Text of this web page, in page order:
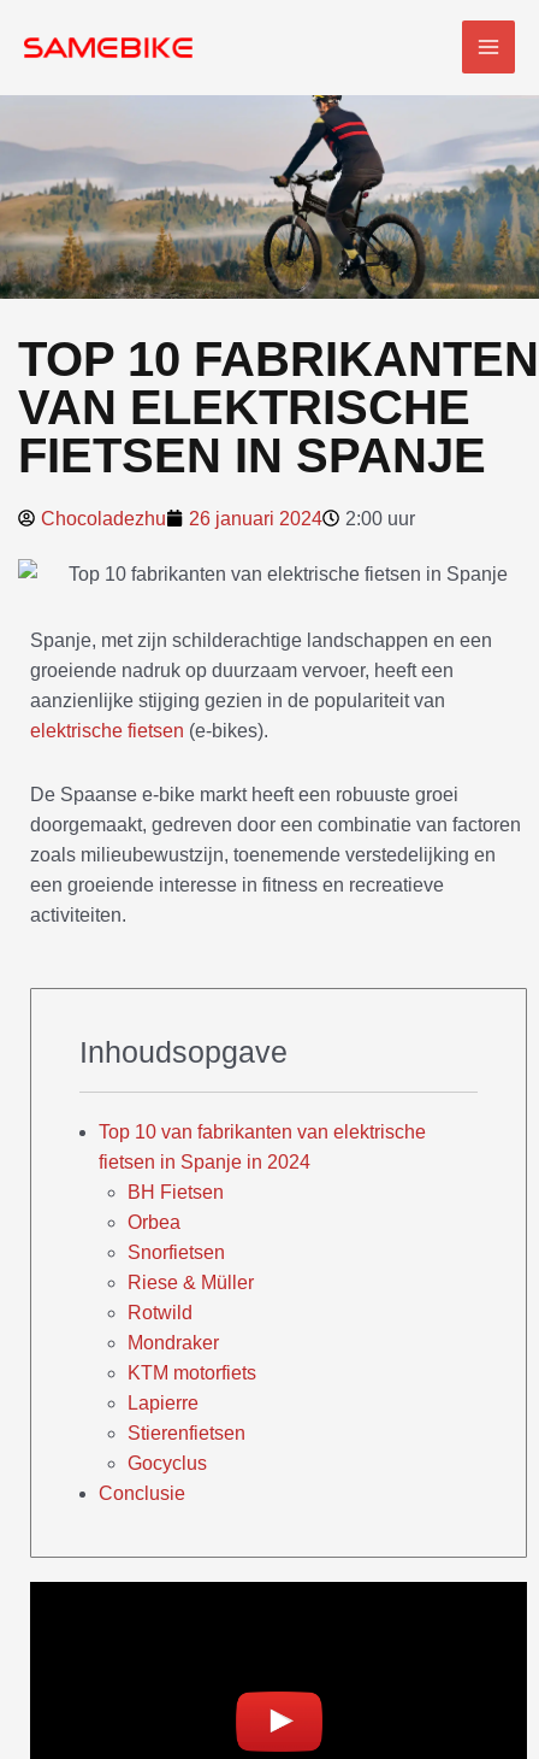
naar
TOP 10 FABRIKANTEN
VAN ELEKTRISCHE
FIETSEN IN SPANJE
Chocoladezhu 26 januari 2024 2:00 uur
Spanje, met zijn schilderachtige landschappen en een
groeiende nadruk op duurzaam vervoer, heeft een
aanzienlijke stijging gezien in de populariteit van
elektrische fietsen (e-bikes).
De Spaanse e-bike markt heeft een robuuste groei
doorgemaakt, gedreven door een combinatie van factoren
zoals milieubewustzijn, toenemende verstedelijking en
een groeiende interesse in fitness en recreatieve
activiteiten.
Inhoudsopgave
Top 10 van fabrikanten van elektrische
fietsen in Spanje in 2024
BH Fietsen
Orbea
Snorfietsen
Riese & Müller
Rotwild
Mondraker
KTM motorfiets
Lapierre
Stierenfietsen
Gocyclus
Conclusie